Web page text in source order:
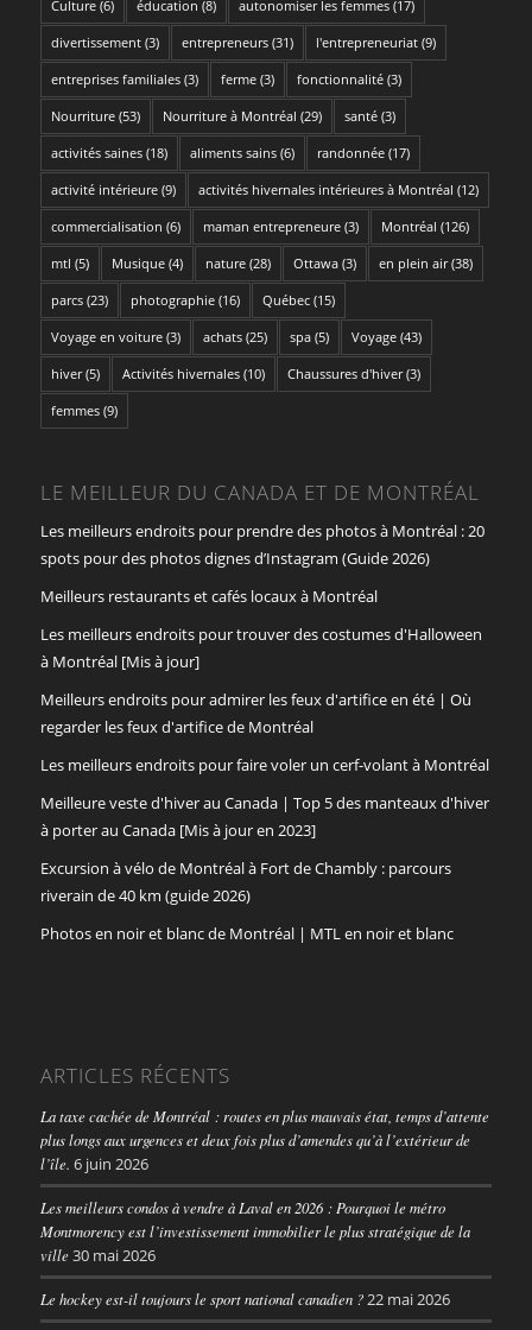
Culture(6) éducation (8) autonomiser les femmes(17)
divertissement(3) entrepreneurs(31) l'entrepreneuriat(9)
entreprises familiales(3) ferme(3) fonctionnalité(3)
Nourriture(53) Nourriture à Montréal (29) santé(3)
activités saines(18) aliments sains(6) randonnée(17)
activité intérieure(9) activités hivernales intérieures à Montréal (12)
commercialisation (6) maman entrepreneure(3) Montréal (126)
mtl (5) Musique(4) nature(28) Ottawa(3) en plein air(38)
parcs(23) photographie(16) Québec(15)
Voyage en voiture(3) achats(25) spa(5) Voyage(43)
hiver(5) Activités hivernales(10) Chaussures d'hiver(3)
femmes(9)
LE MEILLEUR DU CANADA ET DE MONTRÉAL
Les meilleurs endroits pour prendre des photos à Montréal : 20
spots pour des photos dignes d’Instagram (Guide 2026)
Meilleurs restaurants et cafés locaux à Montréal
Les meilleurs endroits pour trouver des costumes d'Halloween
à Montréal [Mis à jour]
Meilleurs endroits pour admirer les feux d'artifice en été | Où
regarder les feux d'artifice de Montréal
Les meilleurs endroits pour faire voler un cerf-volant à Montréal
Meilleure veste d'hiver au Canada | Top 5 des manteaux d'hiver
à porter au Canada [Mis à jour en 2023]
Excursion à vélo de Montréal à Fort de Chambly : parcours
riverain de 40 km (guide 2026)
Photos en noir et blanc de Montréal | MTL en noir et blanc
ARTICLES RÉCENTS
La taxe cachée de Montréal : routes en plus mauvais état, temps d’attente
plus longs aux urgences et deux fois plus d’amendes qu’à l’extérieur de
l’île. 6 juin 2026
Les meilleurs condos à vendre à Laval en 2026 : Pourquoi le métro
Montmorency est l’investissement immobilier le plus stratégique de la
ville 30 mai 2026
Le hockey est-il toujours le sport national canadien ? 22 mai 2026